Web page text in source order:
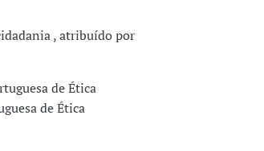
, atribuído por
de Ética
de Ética